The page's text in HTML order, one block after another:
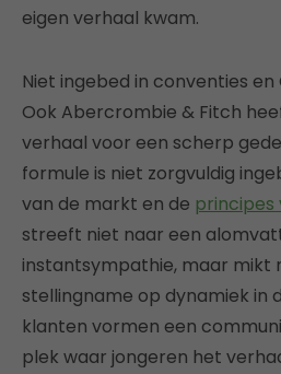
eigen verhaal kwam.
Niet ingebed in conventies en
Ook Abercrombie & Fitch
verhaal voor een scherp
formule is niet zorgvuldig
van de markt en de principes
streeft niet naar een
instantsympathie, maar mikt
stellingname op dynamiek in
klanten vormen een
plek waar jongeren het